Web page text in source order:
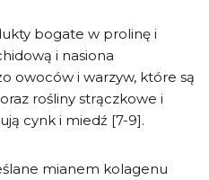
bogate w prolinę i
i nasiona
owoców i warzyw, które są
rośliny strączkowe i
cynk i miedź [7-9].
mianem kolagenu